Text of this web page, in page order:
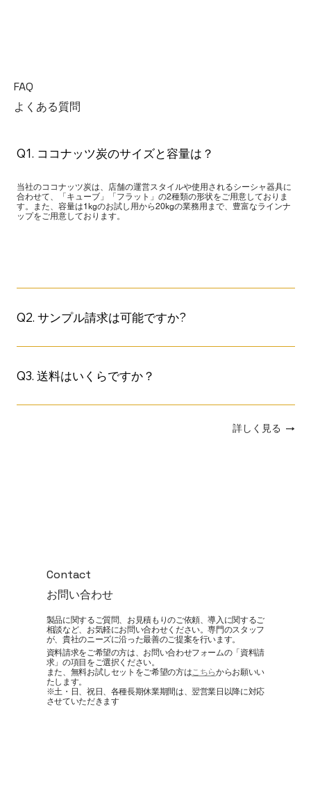
FAQ
よくある質問
Q1. ココナッツ炭のサイズと容量は？
当社のココナッツ炭は、店舗の運営スタイルや使用されるシーシャ器具に
合わせて、「キューブ」「フラット」の2種類の形状をご用意しておりま
す。また、容量は1kgのお試し用から20kgの業務用まで、豊富なラインナ
ップをご用意しております。
Q2. サンプル請求は可能ですか?
Q3. 送料はいくらですか？
詳しく見る
Contact
お問い合わせ
製品に関するご質問、お見積もりのご依頼、導入に関するご
相談など、お気軽にお問い合わせください。専門のスタッフ
が、貴社のニーズに沿った最善のご提案を行います。
資料請求をご希望の方は、お問い合わせフォームの「資料請
求」の項目をご選択ください。
​また、無料お試しセットをご希望の方は こちらからお願いい
たします。
※土・日、祝日、各種長期休業期間は、翌営業日以降に対応
させていただきます